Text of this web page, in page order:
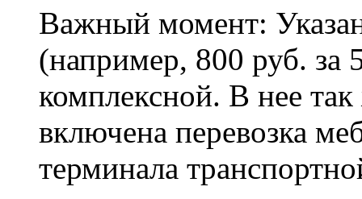
Важный момент:
(например, 800 руб. за
комплексной. В нее
включена перевозка
терминала